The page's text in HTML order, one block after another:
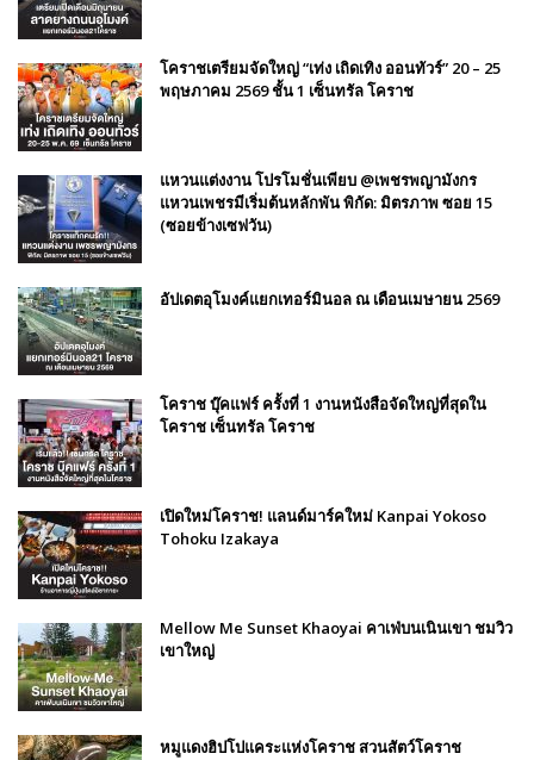
โคราชเตรียมจัดใหญ่ “เท่ง เถิดเทิง ออนทัวร์” 20 – 25
พฤษภาคม 2569 ชั้น 1 เซ็นทรัล โคราช
แหวนแต่งงาน โปรโมชั่นเพียบ @เพชรพญามังกร
แหวนเพชรมีเริ่มต้นหลักพัน พิกัด: มิตรภาพ ซอย 15
(ซอยข้างเซฟวัน)
อัปเดตอุโมงค์แยกเทอร์มินอล ณ เดือนเมษายน 2569
โคราช บุ๊คแฟร์​ ครั้งที่​ 1 งานหนังสือจัดใหญ่ที่สุดใน
โคราช เซ็นทรัล โคราช
เปิดใหม่โคราช! แลนด์มาร์คใหม่ Kanpai Yokoso
Tohoku Izakaya
Mellow Me Sunset Khaoyai คาเฟ่บนเนินเขา ชมวิว
เขาใหญ่
หมูแดงฮิปโปแคระแห่งโคราช สวนสัตว์โคราช